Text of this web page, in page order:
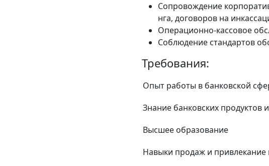
Сопровождение
нга, договоров на
Операционно-кассовое
Соблюдение стандартов
Требования:
Опыт работы в банковской
Знание банковских продуктов
Высшее образование
Навыки продаж и привлекание